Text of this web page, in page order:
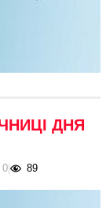
ДНЯ
0| 89